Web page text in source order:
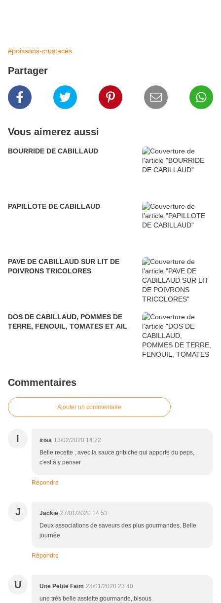
#poissons-crustacés
Partager
Vous aimerez aussi
BOURRIDE DE CABILLAUD
PAPILLOTE DE CABILLAUD
PAVE DE CABILLAUD SUR LIT DE
POIVRONS TRICOLORES
DOS DE CABILLAUD, POMMES DE
TERRE, FENOUIL, TOMATES ET AIL
Commentaires
Ajouter un commentaire
I irisa 13/02/2020 14:22
Belle recette , avec la sauce gribiche qui apporte du peps,
c'est à y penser
Répondre
J Jackie 27/01/2020 14:53
Deux associations de saveurs des plus gourmandes. Belle
journée
Répondre
U Une Petite Faim 23/01/2020 23:40
une très belle assiette gourmande, bisous